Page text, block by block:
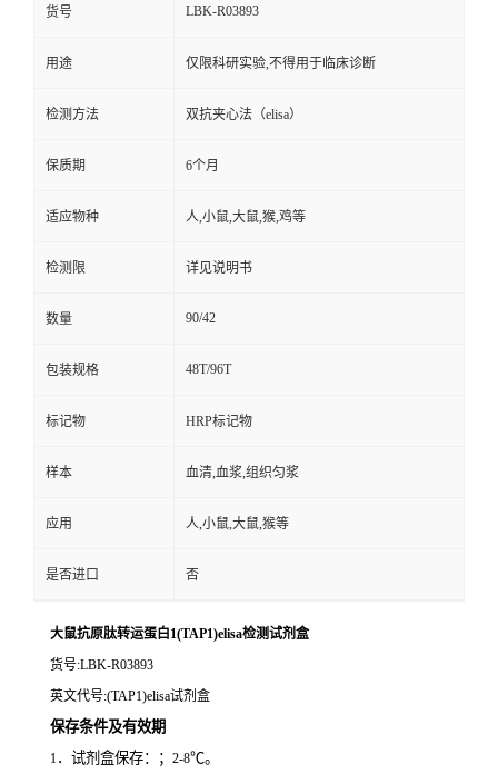
货号 LBK-R03893
用途 仅限科研实验,不得用于临床诊断
检测方法 双抗夹心法（elisa）
保质期 6个月
适应物种 人,小鼠,大鼠,猴,鸡等
检测限 详见说明书
数量 90/42
包装规格 48T/96T
标记物 HRP标记物
样本 血清,血浆,组织匀浆
应用 人,小鼠,大鼠,猴等
是否进口 否
大鼠抗原肽转运蛋白1(TAP1)elisa检测试剂盒
货号:LBK-R03893
英文代号:(TAP1)elisa试剂盒
保存条件及有效期
1．试剂盒保存：； 2-8℃。